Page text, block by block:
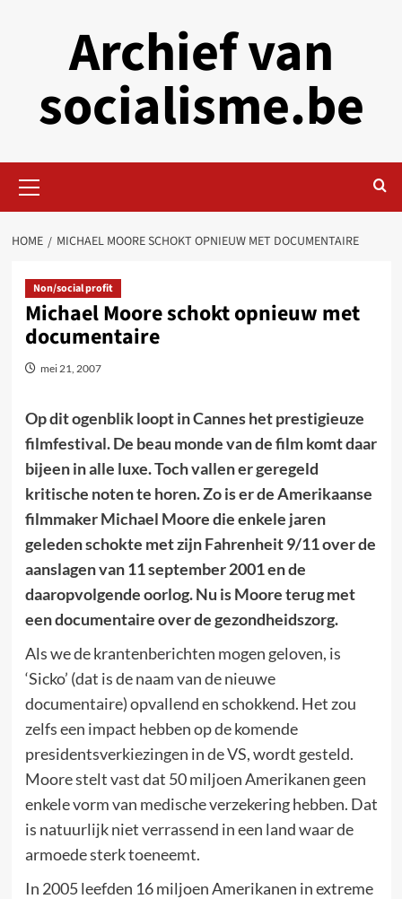
Archief van
socialisme.be
Menu
HOME MICHAEL MOORE SCHOKT OPNIEUW MET DOCUMENTAIRE
Non/social profit
Michael Moore schokt opnieuw met
documentaire
mei 21, 2007
Op dit ogenblik loopt in Cannes het prestigieuze
filmfestival. De beau monde van de film komt daar
bijeen in alle luxe. Toch vallen er geregeld
kritische noten te horen. Zo is er de Amerikaanse
filmmaker Michael Moore die enkele jaren
geleden schokte met zijn Fahrenheit 9/11 over de
aanslagen van 11 september 2001 en de
daaropvolgende oorlog. Nu is Moore terug met
een documentaire over de gezondheidszorg.
Als we de krantenberichten mogen geloven, is
‘Sicko’ (dat is de naam van de nieuwe
documentaire) opvallend en schokkend. Het zou
zelfs een impact hebben op de komende
presidentsverkiezingen in de VS, wordt gesteld.
Moore stelt vast dat 50 miljoen Amerikanen geen
enkele vorm van medische verzekering hebben. Dat
is natuurlijk niet verrassend in een land waar de
armoede sterk toeneemt.
In 2005 leefden 16 miljoen Amerikanen in extreme